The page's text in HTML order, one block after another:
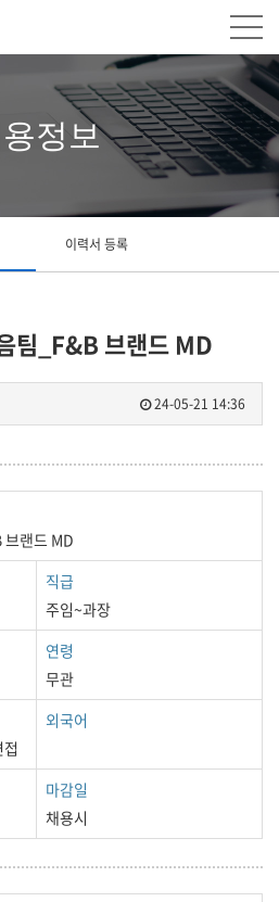
정보
이력서 등록
팀_F&B 브랜드 MD
24-05-21 14:36
랜드 MD
직급
주임~과장
연령
무관
외국어
마감일
채용시